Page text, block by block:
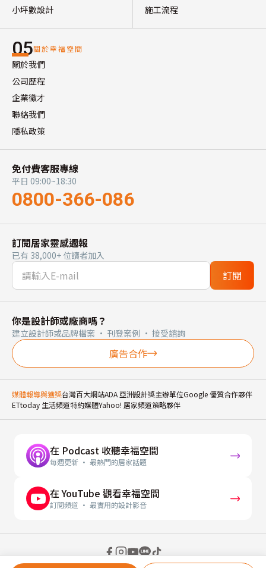
小坪數設計
施工流程
05關於幸福空間
關於我們
公司歷程
企業徵才
聯絡我們
隱私政策
免付費客服專線
平日 09:00~18:30
0800-366-086
訂閱居家靈感週報
已有 38,000+ 位讀者加入
訂閱
你是設計師或廠商嗎？
建立設計師或品牌檔案 · 刊登案例 · 接受諮詢
廣告合作
媒體報導與獲獎台灣百大網站ADA 亞洲設計獎主辦單位Google 優質合作夥伴
ETtoday 生活頻道特約媒體Yahoo! 居家頻道策略夥伴
在 Podcast 收聽幸福空間
每週更新 · 最熱門的居家話題
在 YouTube 觀看幸福空間
訂閱頻道 · 最實用的設計影音
© 2026 幸福空間 Gorgeous Space Co., Ltd.